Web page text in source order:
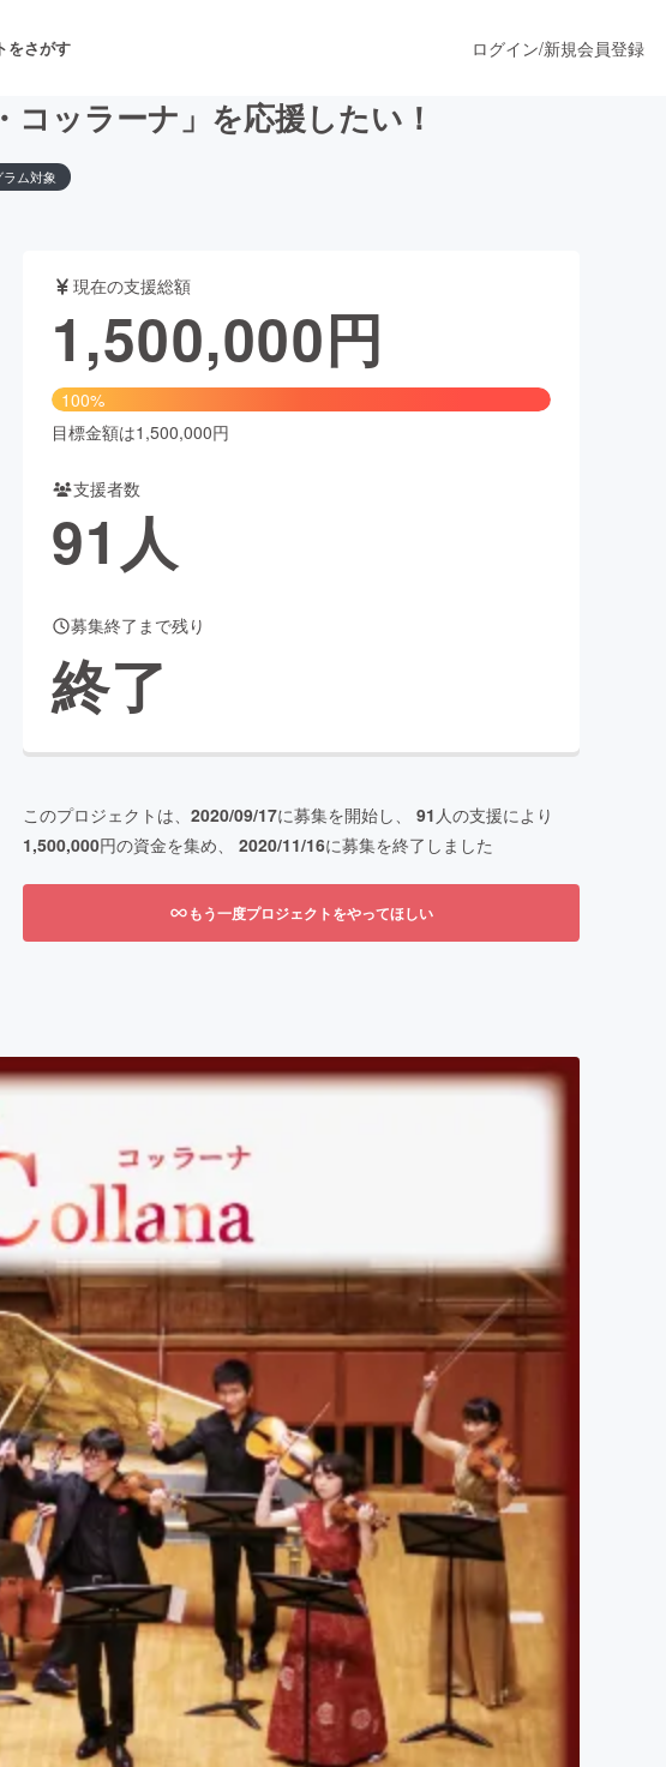
をさがす
フォーマンス
食店 ファッション
画
ー・ヘルスケア
ログイン/新規会員登録
ッラーナ」を応援したい！
ム対象
現在の支援総額
1,500,000円
100%
目標金額は1,500,000円
支援者数
91 人
募集終了まで残り
終了
このプロジェクトは、 2020/09/17に募集を開始し、 91 人の支援により
1,500,000円の資金を集め、 2020/11/16に募集を終了しました
もう一度プロジェクトをやってほしい